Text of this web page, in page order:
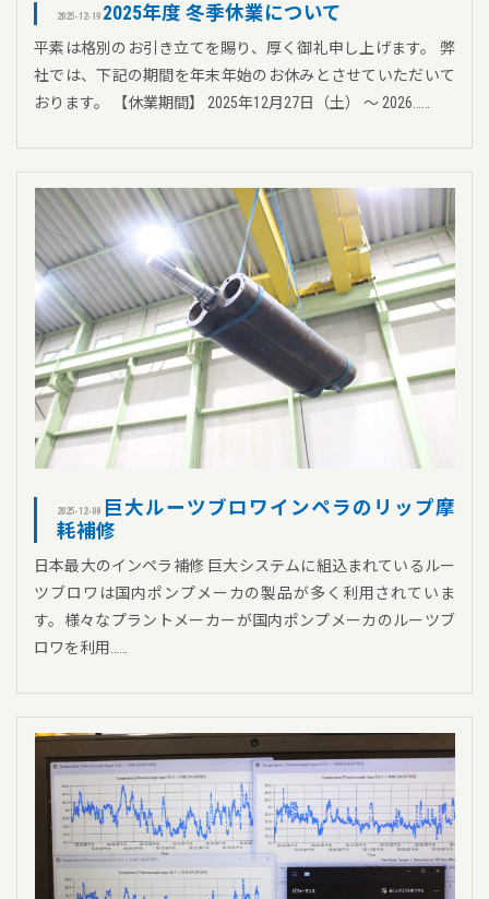
2025-12-19 2025年度 冬季休業について
平素は格別のお引き立てを賜り、厚く御礼申し上げます。 弊
社では、下記の期間を年末年始のお休みとさせていただいて
おります。 【休業期間】 2025年12月27日（土） ～ 2026……
2025-12-08
巨大ルーツブロワインペラのリップ摩
耗補修
日本最大のインペラ補修 巨大システムに組込まれているルー
ツブロワは国内ポンプメーカの製品が多く利用されていま
す。様々なプラントメーカーが国内ポンプメーカのルーツブ
ロワを利用……